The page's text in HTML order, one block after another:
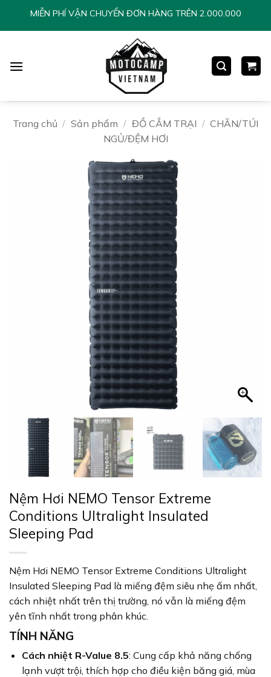
ChuyểnMIỄN PHÍ VẬN CHUYỂN ĐƠN HÀNG TRÊN 2.000.000
Trang chủ / Sản phẩm / ĐỒ CẮM TRẠI / CHĂN/TÚI
NGỦ/ĐỆM HƠI
Nệm Hơi NEMO Tensor Extreme
Conditions Ultralight Insulated
Sleeping Pad
Nệm Hơi NEMO Tensor Extreme Conditions Ultralight
Insulated Sleeping Pad là miếng đệm siêu nhẹ ấm nhất,
cách nhiệt nhất trên thị trường, nó vẫn là miếng đệm
yên tĩnh nhất trong phân khúc.
TÍNH NĂNG
Cách nhiệt R-Value 8.5: Cung cấp khả năng chống
lạnh vượt trội, thích hợp cho điều kiện băng giá, mùa